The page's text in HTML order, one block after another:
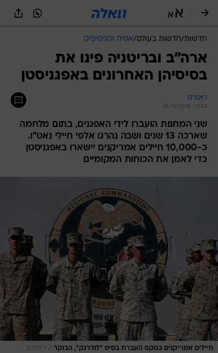
חדשות/חדשות בעולם /אסיה והפסיפיק
ארה"ב ובריטניה פינו את
בסיסיהן האחרונים באפגניסטן
רויטרס
26.10.2014 / 9:24
שני המחנות הועברו לידי האפגנים, בתום מלחמה
שארכה 13 שנים ושבה נהרגו אלפי חיילי נאט"ו.
כ-10,000 חיילים אמריקנים יישארו באפגניסטן
כדי לאמן את הכוחות המקומיים
חיילים אמריקנים בטקס העברת בסיס "לת'רנק", הבוקר / רויטרס